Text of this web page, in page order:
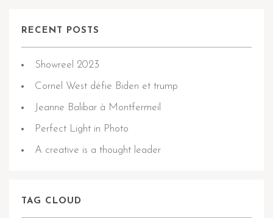
RECENT POSTS
Showreel 2023
Cornel West défie Biden et trump
Jeanne Balibar à Montfermeil
Perfect Light in Photo
A creative is a thought leader
TAG CLOUD